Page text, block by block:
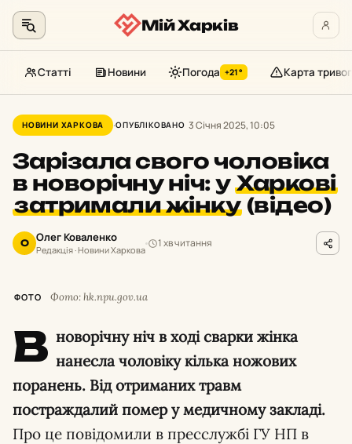
до
контенту
Мій Харків
Статті Новини Погода +21° Карта тривог
НОВИНИ ХАРКОВА ОПУБЛІКОВАНО 3 Січня 2025, 10:05
Зарізала свого чоловіка
в новорічну ніч: уХаркові
затримали жінку (відео)
О Олег Коваленко
Редакція · Новини Харкова
1 хв читання
ФОТО Фото: hk.npu.gov.ua
В новорічну ніч в ході сварки жінка
нанесла чоловіку кілька ножових
поранень. Від отриманих травм
постраждалий помер у медичному закладі.
Про це повідомили в пресслужбі ГУ НП в